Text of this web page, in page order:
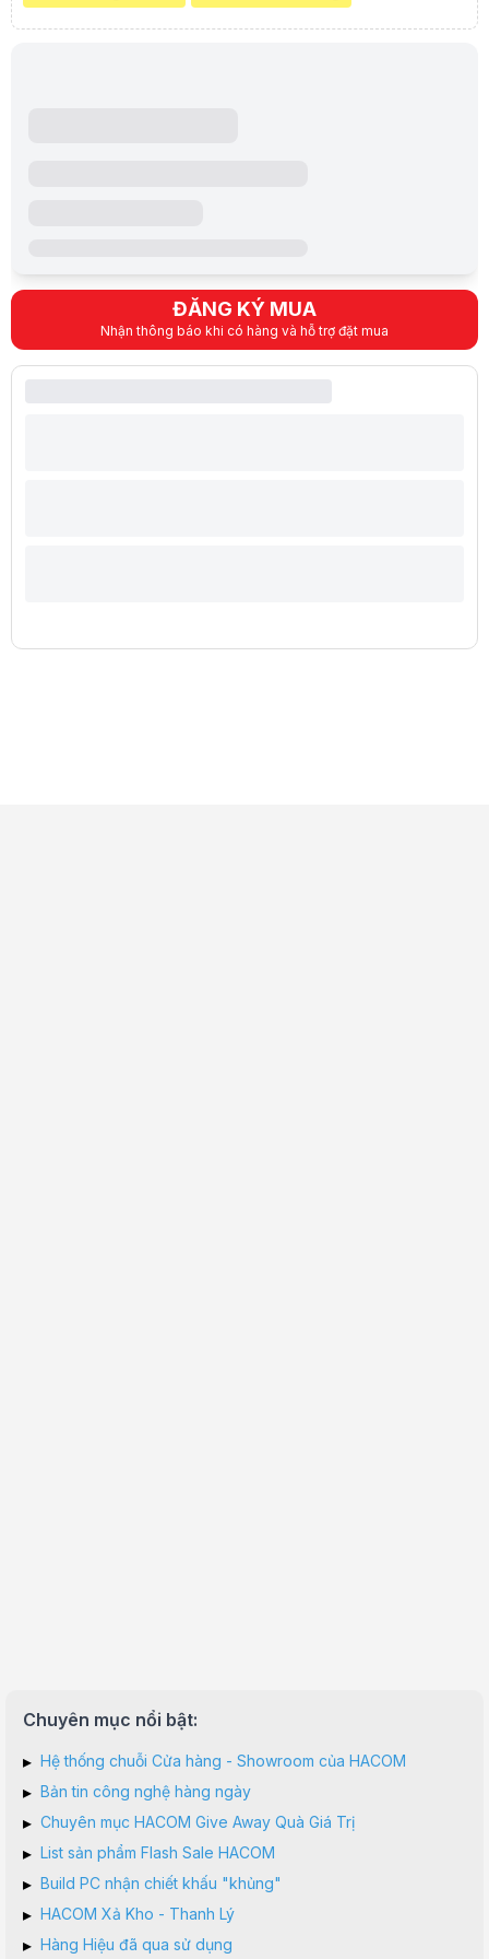
Lưu ý:
Bài viết và hình ảnh chỉ có tính chất tham khảo vì cấu hình
ĐĂNG KÝ MUA
Nhận thông báo khi có hàng và hỗ trợ đặt mua
Chuyên mục nổi bật:
▸ Hệ thống chuỗi Cửa hàng - Showroom của HACOM
▸ Bản tin công nghệ hàng ngày
▸ Chuyên mục HACOM Give Away Quà Giá Trị
▸ List sản phẩm Flash Sale HACOM
▸ Build PC nhận chiết khấu "khủng"
▸ HACOM Xả Kho - Thanh Lý
▸ Hàng Hiệu đã qua sử dụng